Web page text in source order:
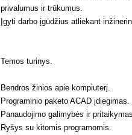
privalumus ir trūkumus.
Įgyti darbo įgūdžius atliekant
Temos turinys.
Bendros žinios apie kompiuterį.
Programinio paketo ACAD įdiegimas.
Panaudojimo galimybės ir
Ryšys su kitomis programomis.